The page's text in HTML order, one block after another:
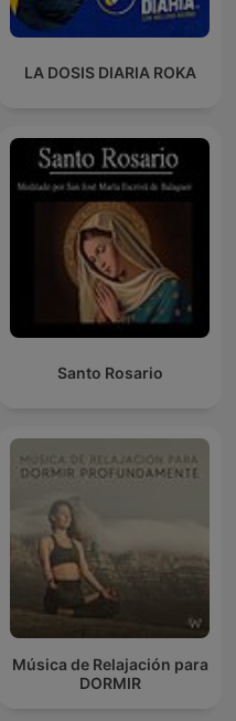
LA DOSIS DIARIA ROKA
Santo Rosario
Música de Relajación para
DORMIR